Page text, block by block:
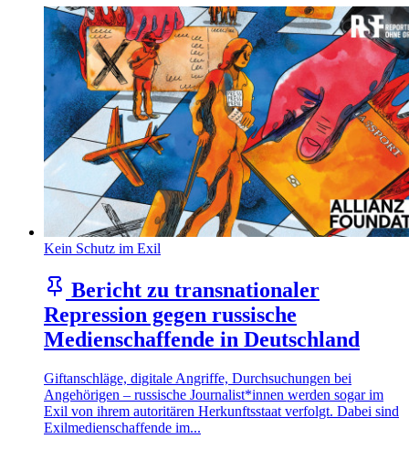
Kein Schutz im Exil
Bericht zu transnationaler
Repression gegen russische
Medienschaffende in Deutschland
Giftanschläge, digitale Angriffe, Durchsuchungen bei
Angehörigen – russische Journalist*innen werden sogar im
Exil von ihrem autoritären Herkunftsstaat verfolgt. Dabei sind
Exilmedienschaffende im...